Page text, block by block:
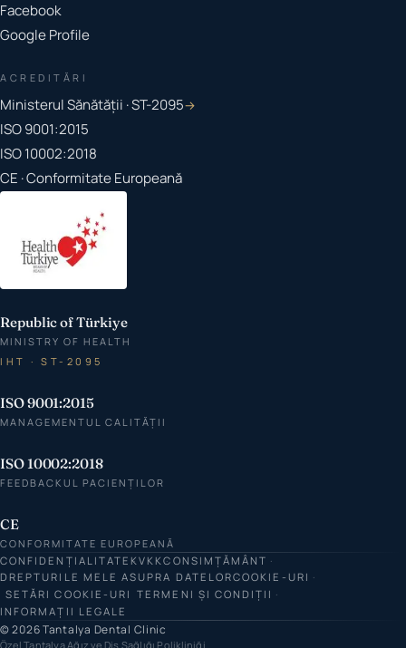
Facebook
Google Profile
ACREDITĂRI
Ministerul Sănătății · ST-2095→
ISO 9001:2015
ISO 10002:2018
CE · Conformitate Europeană
Republic of Türkiye
MINISTRY OF HEALTH
IHT · ST-2095
ISO 9001:2015
MANAGEMENTUL CALITĂȚII
ISO 10002:2018
FEEDBACKUL PACIENȚILOR
CE
CONFORMITATE EUROPEANĂ
CONFIDENȚIALITATEKVKKCONSIMȚĂMÂNT
DREPTURILE MELE ASUPRA DATELORCOOKIE-URI
SETĂRI COOKIE-URI
TERMENI ȘI CONDIȚII
INFORMAȚII LEGALE
© 2026 Tantalya Dental Clinic
Özel Tantalya Ağız ve Diş Sağlığı Polikliniği.